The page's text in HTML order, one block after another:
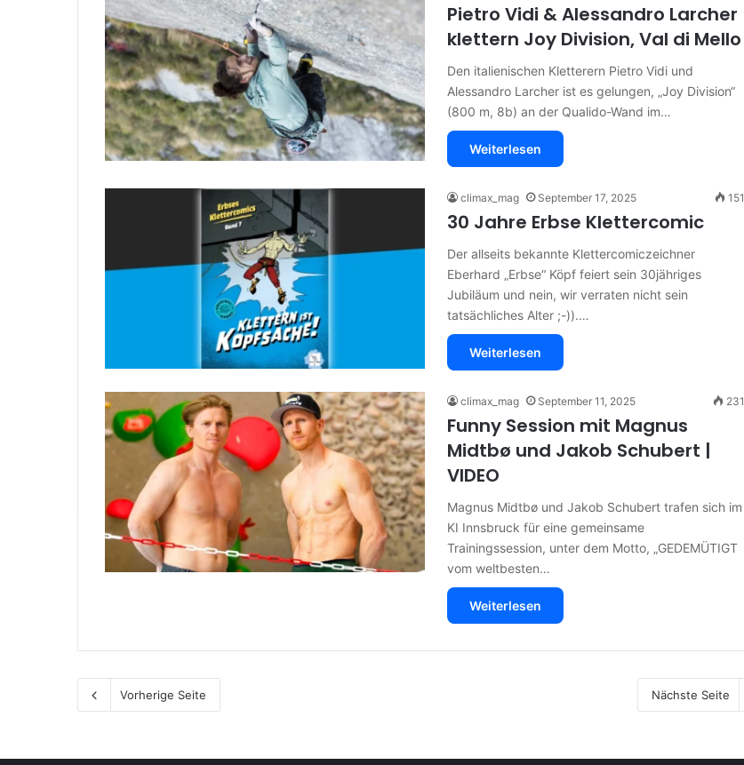
Pietro Vidi & Alessandro Larcher
klettern Joy Division, Val di Mello
Den italienischen Kletterern Pietro Vidi und
Alessandro Larcher ist es gelungen, „Joy Division“
(800 m, 8b) an der Qualido-Wand im…
Weiterlesen
climax_mag September 17, 2025 151
30 Jahre Erbse Klettercomic
Der allseits bekannte Klettercomiczeichner
Eberhard „Erbse“ Köpf feiert sein 30jähriges
Jubiläum und nein, wir verraten nicht sein
tatsächliches Alter ;-)).…
Weiterlesen
climax_mag September 11, 2025 231
Funny Session mit Magnus
Midtbø und Jakob Schubert |
VIDEO
Magnus Midtbø und Jakob Schubert trafen sich im
KI Innsbruck für eine gemeinsame
Trainingssession, unter dem Motto, „GEDEMÜTIGT
vom weltbesten…
Weiterlesen
Vorherige Seite Nächste Seite